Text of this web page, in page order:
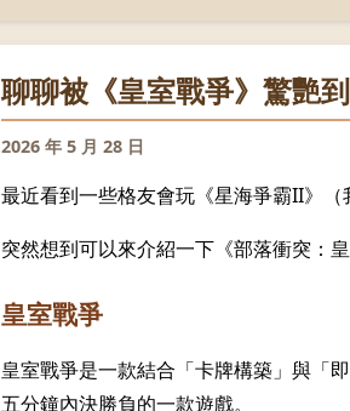
聊聊被《皇室戰爭》驚艷
2026 年 5 月 28 日
最近看到一些格友會玩《星海爭霸II》（
突然想到可以來介紹一下《部落衝突：
皇室戰爭
皇室戰爭是一款結合「卡牌構築」與「
五分鐘內決勝負的一款遊戲。